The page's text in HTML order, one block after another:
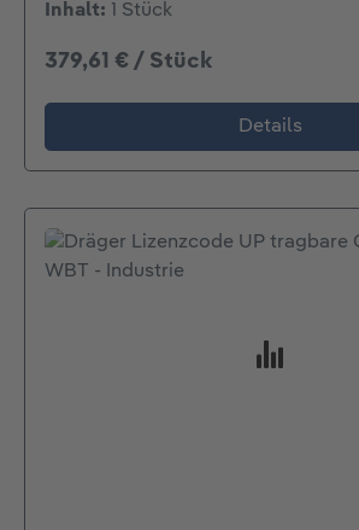
Inhalt: 1 Stück
379,61 € / Stück
Details